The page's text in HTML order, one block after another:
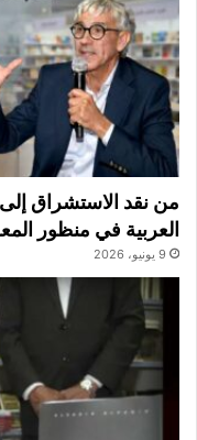
من نقد الاستشراق إلى
العربية في منظور
9 يونيو، 2026